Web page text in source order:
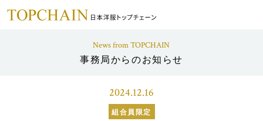
News from TOPCHAIN
事務局からのお知らせ
2024.12.16
組合員限定